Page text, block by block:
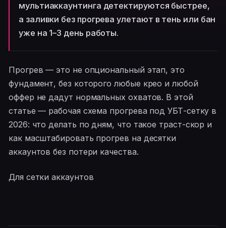
мультиаккаунтинга детектируются быстрее,
а заливки без прогрева улетают в тень или бан
уже на 1–3 день работы.
Прогрев — это не опциональный этап, это
фундамент, без которого любые крео и любой
оффер не дадут нормальных охватов. В этой
статье — рабочая схема прогрева под УБТ-сетку в
2026: что делать по дням, что такое траст-скор и
как масштабировать прогрев на десятки
аккаунтов без потери качества.
Для сетки аккаунтов